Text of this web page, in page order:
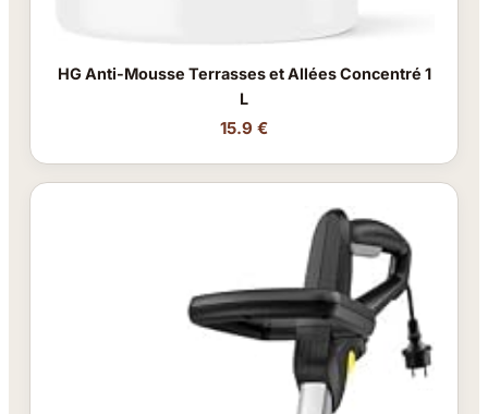
HG Anti-Mousse Terrasses et Allées Concentré 1
L
15.9 €